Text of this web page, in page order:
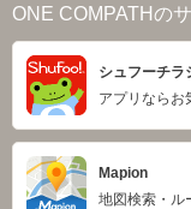
ONE COMPATHの
シュフーチラ
アプリならお
Mapion
地図検索・ル